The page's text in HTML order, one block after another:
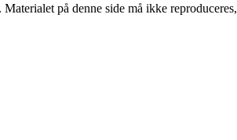
på denne side må ikke reproduceres,